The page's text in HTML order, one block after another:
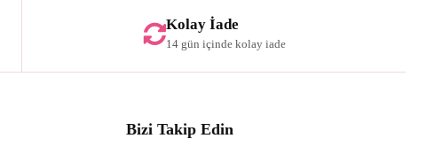
Kolay İade
14 gün içinde kolay iade
Bizi Takip Edin